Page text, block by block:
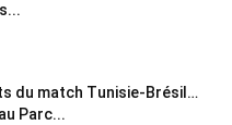
du match Tunisie-Brésil…
Parc...